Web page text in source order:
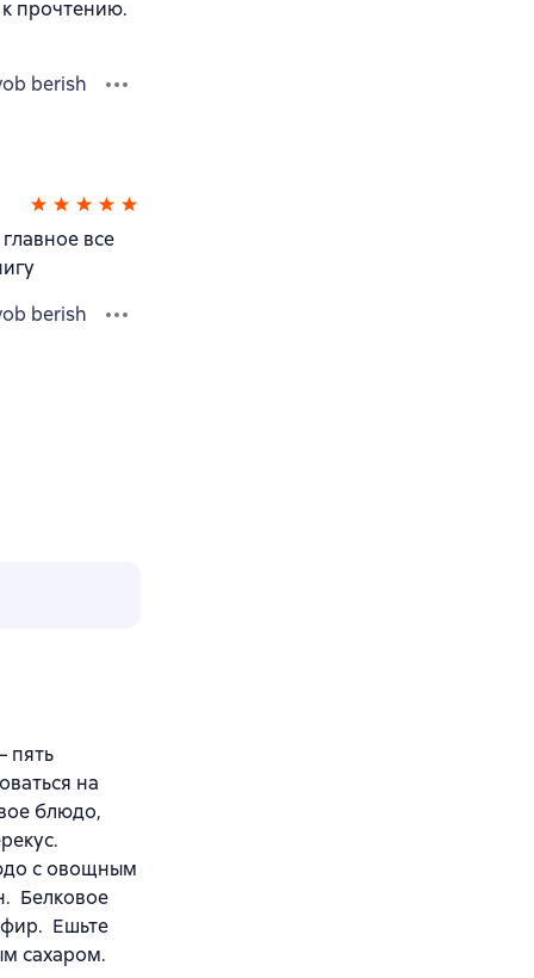
прочтению.
berish
все
berish
пять
на
блюдо,
с овощным
Белковое
Ешьте
сахаром.